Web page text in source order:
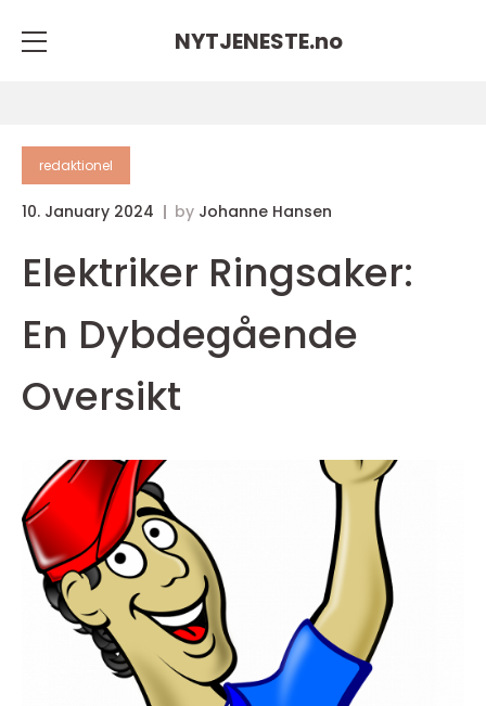
NYTJENESTE.no
redaktionel
10. January 2024 by Johanne Hansen
Elektriker Ringsaker:
En Dybdegående
Oversikt